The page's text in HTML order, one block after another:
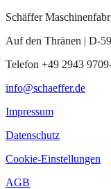
Schäffer
Auf den Thränen | D-
Telefon +49 2943
info@schaeffer.de
Impressum
Datenschutz
Cookie-Einstellungen
AGB